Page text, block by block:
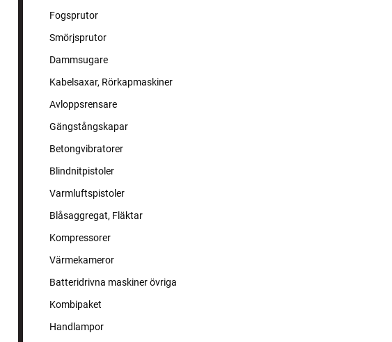
Fogsprutor
Smörjsprutor
Dammsugare
Kabelsaxar, Rörkapmaskiner
Avloppsrensare
Gängstångskapar
Betongvibratorer
Blindnitpistoler
Varmluftspistoler
Blåsaggregat, Fläktar
Kompressorer
Värmekameror
Batteridrivna maskiner övriga
Kombipaket
Handlampor